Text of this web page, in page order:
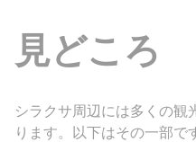
見どころ
シラクサ周辺には多くの観
ります。以下はその一部で